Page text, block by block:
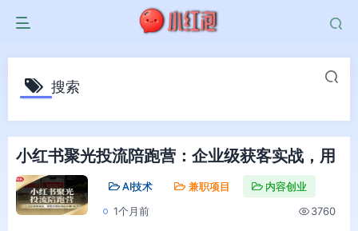
搜索
小红书聚光投流陪跑营：企业级获客实战，用
聚光帮实体店多赚100万
AI技术 兼职项目
内容创业
1个月前
3760